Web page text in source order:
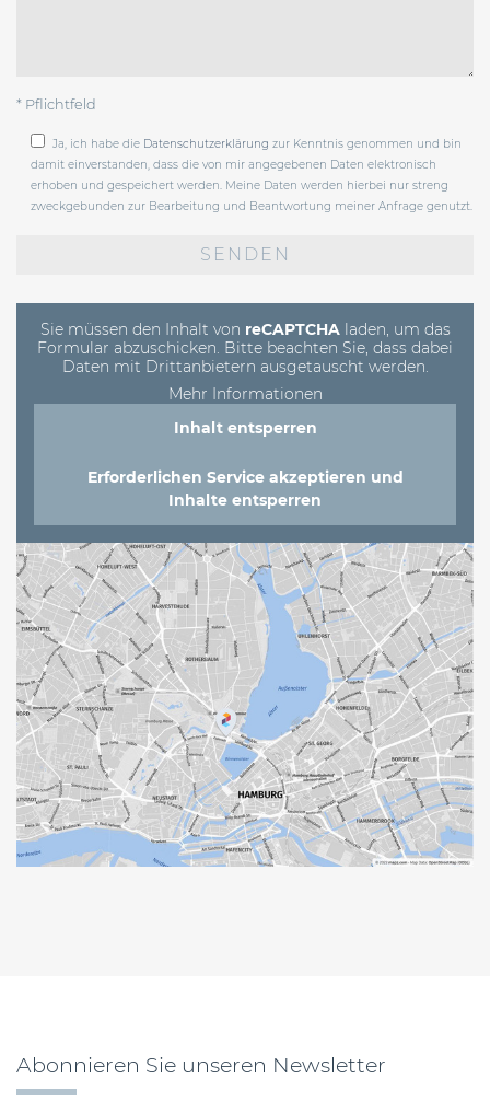
* Pflichtfeld
Ja, ich habe die Datenschutzerklärung zur Kenntnis genommen und bin
damit einverstanden, dass die von mir angegebenen Daten elektronisch
erhoben und gespeichert werden. Meine Daten werden hierbei nur streng
zweckgebunden zur Bearbeitung und Beantwortung meiner Anfrage genutzt.
Sie müssen den Inhalt von reCAPTCHAladen, um das
Formular abzuschicken. Bitte beachten Sie, dass dabei
Daten mit Drittanbietern ausgetauscht werden.
Mehr Informationen
Inhalt entsperren
Erforderlichen Service akzeptieren und
Inhalte entsperren
Abonnieren Sie unseren Newsletter